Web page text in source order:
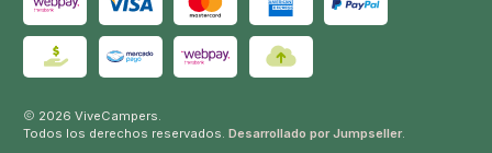
2026 ViveCampers.
Todos los derechos reservados. Desarrollado por Jumpseller.